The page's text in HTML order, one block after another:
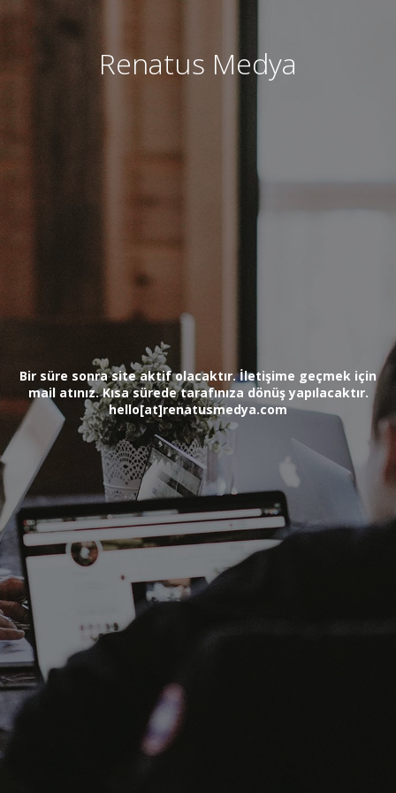
Renatus Medya
Bir süre sonra site aktif olacaktır. İletişime geçmek için
mail atınız. Kısa sürede tarafınıza dönüş yapılacaktır.
hello[at]renatusmedya.com